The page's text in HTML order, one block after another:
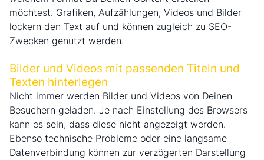
möchtest. Grafiken, Aufzählungen, Videos und Bilder
lockern den Text auf und können zugleich zu SEO-
Zwecken genutzt werden.
Bilder und Videos mit passenden Titeln und
Texten hinterlegen
Nicht immer werden Bilder und Videos von Deinen
Besuchern geladen. Je nach Einstellung des Browsers
kann es sein, dass diese nicht angezeigt werden.
Ebenso technische Probleme oder eine langsame
Datenverbindung können zur verzögerten Darstellung